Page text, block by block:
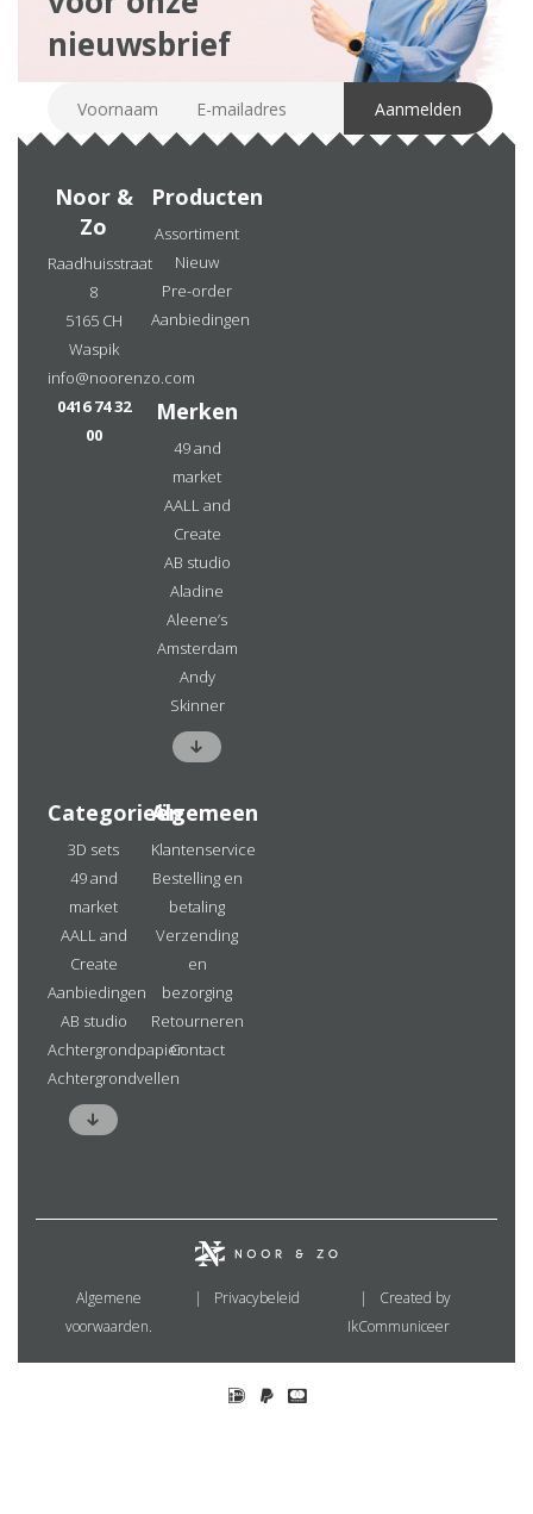
nieuwsbrief
Noor &
Zo
Raadhuisstraat
8
5165 CH
Waspik
info@noorenzo.com
0416 74 32
00
Producten
Assortiment
Nieuw
Pre-order
Aanbiedingen
Merken
49 and
market
AALL and
Create
AB studio
Aladine
Aleene’s
Amsterdam
Andy
Skinner
Categorieën
3D sets
49 and
market
AALL and
Create
Aanbiedingen
AB studio
Achtergrondpapier
Achtergrondvellen
Algemeen
Klantenservice
Bestelling en
betaling
Verzending
en
bezorging
Retourneren
Contact
Algemene
voorwaarden.
Privacybeleid
Created by
IkCommuniceer